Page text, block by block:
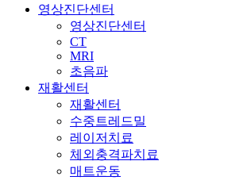
영상진단센터
영상진단센터
CT
MRI
초음파
재활센터
재활센터
수중트레드밀
레이저치료
체외충격파치료
매트운동